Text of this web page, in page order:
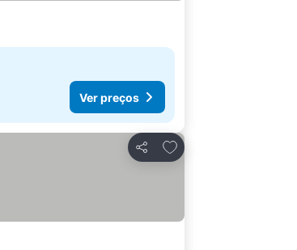
Ver preços
Partilhar
Adicionar aos favoritos